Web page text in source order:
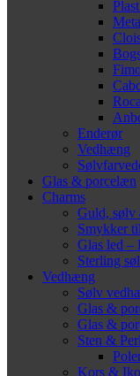
Enderør
Vedhæng
Glas & porcelæn
Charms
Guld, sølv
Smykker
Glas led –
Sterling
Vedhæng
Sølv
Glas &
Glas &
Sten &
Kors &